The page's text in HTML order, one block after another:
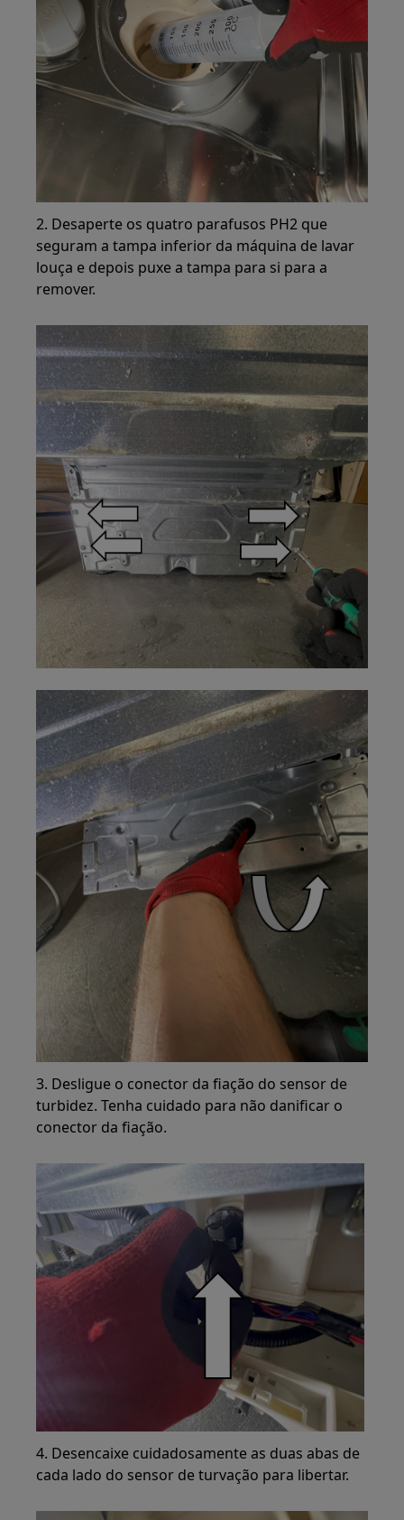
2. Desaperte os quatro parafusos PH2 que
seguram a tampa inferior da máquina de lavar
louça e depois puxe a tampa para si para a
remover.
3. Desligue o conector da fiação do sensor de
turbidez. Tenha cuidado para não danificar o
conector da fiação.
4. Desencaixe cuidadosamente as duas abas de
cada lado do sensor de turvação para libertar.